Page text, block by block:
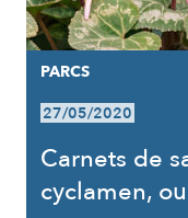
PARCS
27/05/2020
Carnets de
cyclamen,